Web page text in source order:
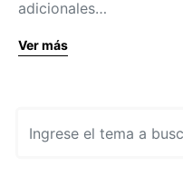
adicionales…
Ver más